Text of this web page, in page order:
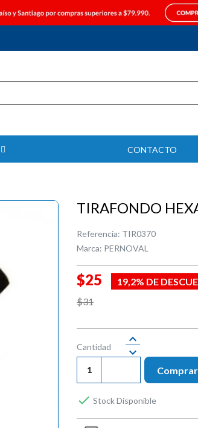
CONTACTO
TIRAFONDO
Referencia: TIR0370
Marca: PERNOVAL
$25
19,2% DE
$31
Cantidad
Comprar
 Stock Disponible